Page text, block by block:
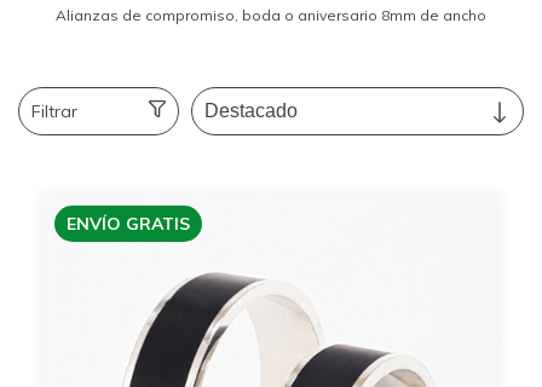
Alianzas de compromiso, boda o aniversario 8mm de ancho
Filtrar
ENVÍO GRATIS